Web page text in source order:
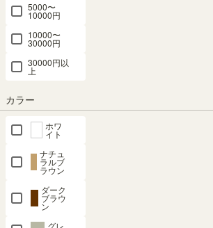
5000〜
10000円
10000〜
30000円
30000円以
上
カラー
ホワ
イト
ナチュ
ラルブ
ラウン
ダーク
ブラウ
ン
グレ
最短お届け予定日
〒
予定日: ---
※正確なお届け予定日はご注文手続き画面にてご確認
在庫あり